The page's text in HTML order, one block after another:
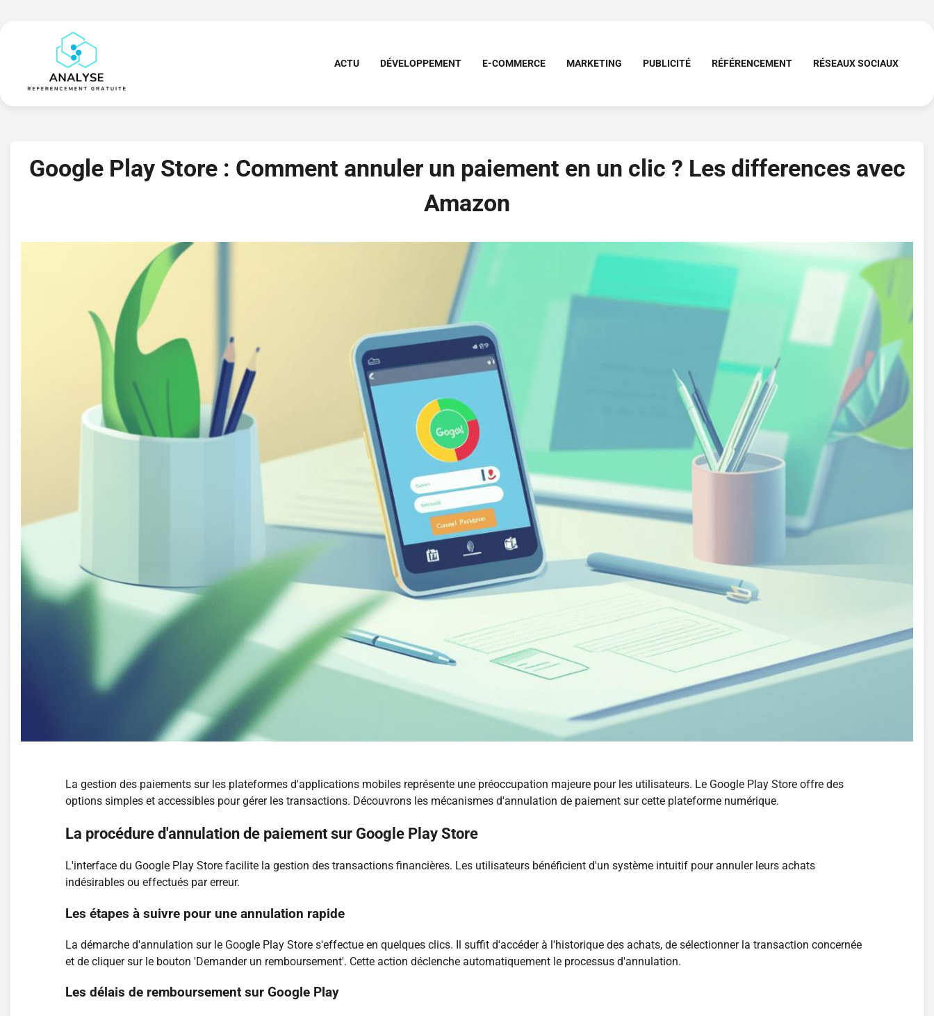
ACTU DÉVELOPPEMENT E-COMMERCE MARKETING PUBLICITÉ RÉFÉRENCEMENT RÉSEAUX SOCIAUX
Google Play Store : Comment annuler un paiement en un clic ? Les differences avec
Amazon
La gestion des paiements sur les plateformes d'applications mobiles représente une préoccupation majeure pour les utilisateurs. Le Google Play Store offre des
options simples et accessibles pour gérer les transactions. Découvrons les mécanismes d'annulation de paiement sur cette plateforme numérique.
La procédure d'annulation de paiement sur Google Play Store
L'interface du Google Play Store facilite la gestion des transactions financières. Les utilisateurs bénéficient d'un système intuitif pour annuler leurs achats
indésirables ou effectués par erreur.
Les étapes à suivre pour une annulation rapide
La démarche d'annulation sur le Google Play Store s'effectue en quelques clics. Il suffit d'accéder à l'historique des achats, de sélectionner la transaction concernée
et de cliquer sur le bouton 'Demander un remboursement'. Cette action déclenche automatiquement le processus d'annulation.
Les délais de remboursement sur Google Play